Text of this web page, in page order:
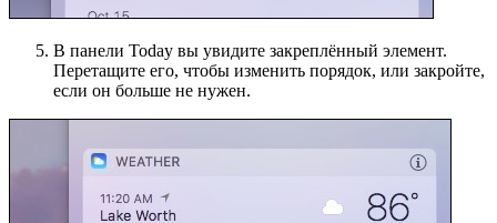
В панели Today вы увидите закреплённый элемент.
Перетащите его, чтобы изменить порядок, или закройте,
если он больше не нужен.